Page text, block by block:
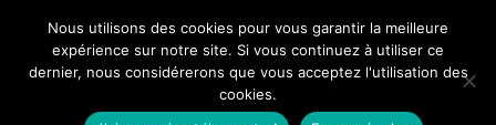
contenuMangue Poudrée
Nous utilisons des cookies pour vous garantir la meilleure
expérience sur notre site. Si vous continuez à utiliser ce
dernier, nous considérerons que vous acceptez l'utilisation des
cookies.